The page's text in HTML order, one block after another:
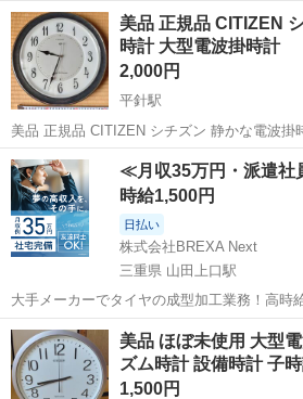
美品 正規品 CITIZEN
時計 大型電波掛時計
2,000円
平針駅
美品 正規品 CITIZEN シチズン 静かな電波掛
時計 電波時計機能を備えた黒い大理石のよう
す。 汚れ等もなく綺麗です。問題なく動作しているもの
CI...
愛知 名古屋市 平針駅 時計
≪月収35万円・派遣社
時給1,500円
日払い
株式会社BREXA Next
三重県 山田上口駅
大手メーカーでタイヤの成型加工業務！高時
度あり！ワンルーム寮完備！マイカー通勤
重県伊勢市》 人気の工場のお仕事 ◇タイヤの製造◇ トラック・バ
ス・RV車用を中心とした...
三重 伊勢市 山田上口駅 その他
美品 ほぼ未使用 大型
ズム時計 設備時計 子
1,500円